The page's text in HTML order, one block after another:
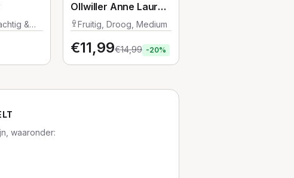
&
Ollwiller Anne Laure
Litz
Fruitig, Droog, Medium
€11,99€14,99 -20%
waaronder: